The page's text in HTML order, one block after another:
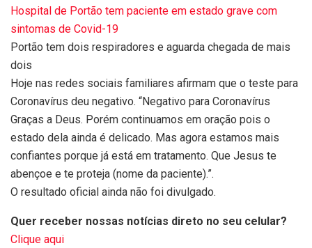
Hospital de Portão tem paciente em estado grave com
sintomas de Covid-19
Portão tem dois respiradores e aguarda chegada de mais
dois
Hoje nas redes sociais familiares afirmam que o teste para
Coronavírus deu negativo. “Negativo para Coronavírus
Graças a Deus. Porém continuamos em oração pois o
estado dela ainda é delicado. Mas agora estamos mais
confiantes porque já está em tratamento. Que Jesus te
abençoe e te proteja (nome da paciente).”.
O resultado oficial ainda não foi divulgado.
Quer receber nossas notícias direto no seu celular?
Clique aqui